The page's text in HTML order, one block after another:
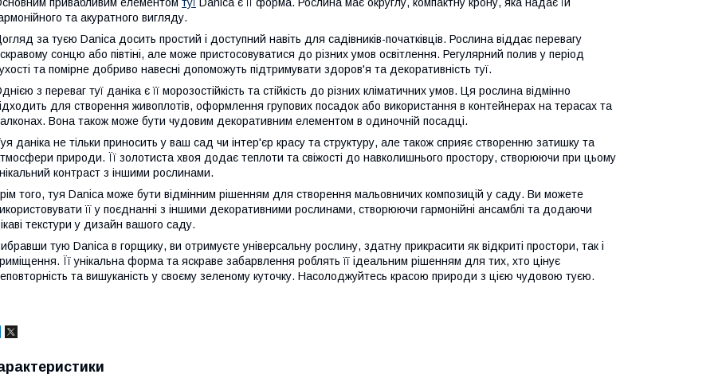
та акуратного вигляду.
за туєю Danica досить простий і доступний навіть для садівників-початківців. Рослина віддає перевагу
сонцю або півтіні, але може пристосовуватися до різних умов освітлення. Регулярний полив у період
та помірне добриво навесні допоможуть підтримувати здоров'я та декоративність туї.
з переваг туї даніка є її морозостійкість та стійкість до різних кліматичних умов. Ця рослина відмінно
для створення живоплотів, оформлення групових посадок або використання в контейнерах на терасах та
Вона також може бути чудовим декоративним елементом в одиночній посадці.
даніка не тільки приносить у ваш сад чи інтер'єр красу та структуру, але також сприяє створенню затишку та
природи. Її золотиста хвоя додає теплоти та свіжості до навколишнього простору, створюючи при цьому
контраст з іншими рослинами.
того, туя Danica може бути відмінним рішенням для створення мальовничих композицій у саду. Ви можете
її у поєднанні з іншими декоративними рослинами, створюючи гармонійні ансамблі та додаючи
текстури у дизайн вашого саду.
тую Danica в горщику, ви отримуєте універсальну рослину, здатну прикрасити як відкриті простори, так і
Її унікальна форма та яскраве забарвлення роблять її ідеальним рішенням для тих, хто цінує
та вишуканість у своєму зеленому куточку. Насолоджуйтесь красою природи з цією чудовою туєю.